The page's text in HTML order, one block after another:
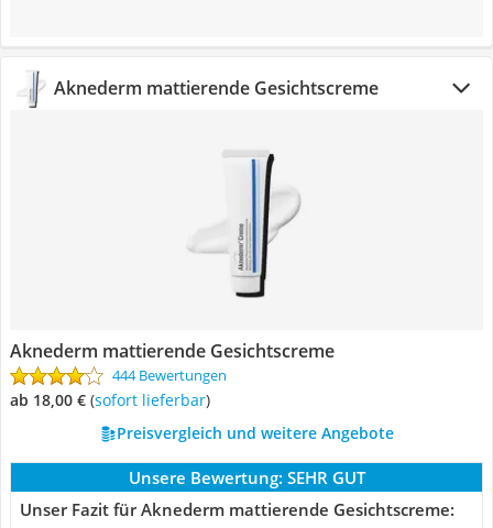
Aknederm mattierende Gesichtscreme
Aknederm mattierende Gesichtscreme
444 Bewertungen
ab 18,00 € ( Sofort lieferbar)
Preisvergleich und weitere Angebote
Unsere Bewertung: SEHR GUT
Unser Fazit für Aknederm mattierende Gesichtscreme: